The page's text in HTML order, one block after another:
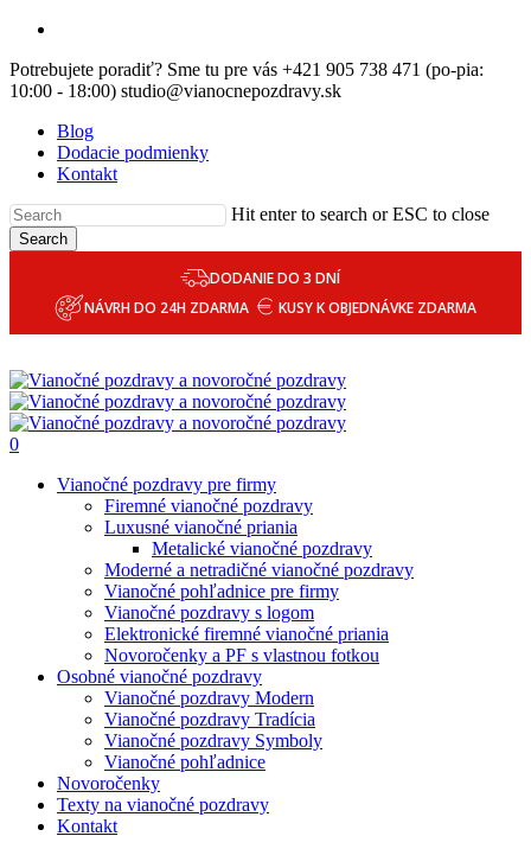
Skip
main
content
Potrebujete poradiť? Sme tu pre vás +421 905 738 471 (po-pia:
10:00 - 18:00) studio@vianocnepozdravy.sk
Blog
Dodacie podmienky
Kontakt
Hit enter to search or ESC to close
Search
DODANIE DO 3 DNÍ
NÁVRH DO 24H ZDARMA
KUSY K OBJEDNÁVKE ZDARMA
0
Vianočné pozdravy pre firmy
Firemné vianočné pozdravy
Luxusné vianočné priania
Metalické vianočné pozdravy
Moderné a netradičné vianočné pozdravy
Vianočné pohľadnice pre firmy
Vianočné pozdravy s logom
Elektronické firemné vianočné priania
Novoročenky a PF s vlastnou fotkou
Osobné vianočné pozdravy
Vianočné pozdravy Modern
Vianočné pozdravy Tradícia
Vianočné pozdravy Symboly
Vianočné pohľadnice
Novoročenky
Texty na vianočné pozdravy
Kontakt